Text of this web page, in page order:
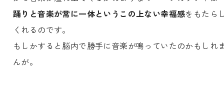
踊りと音楽が常に一体というこの上ない幸福感をもたら
くれるのです。
もしかすると脳内で勝手に音楽が鳴っていたのかもしれ
んが。